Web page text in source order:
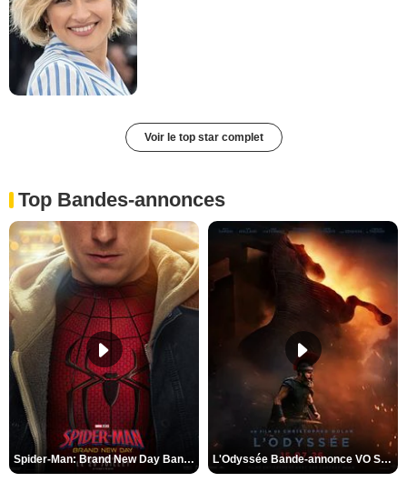
Voir le top star complet
Top Bandes-annonces
Spider-Man: Brand New Day Bande-annonce VO STFR L'Odyssée Bande-annonce VO STFR